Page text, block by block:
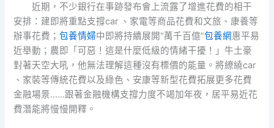
近期，不少銀行在事跡發布會上流露了增進花費的相干
安排：建即將重點支撐car 、家電等商品花費和文旅、康養等
辦事花費；包養情婦中即將持續展開“萬千百億”包養網惠平易
近舉動；農即「可惡！這是什麼低級的情緒干擾！」牛土豪
對著天空大吼，他無法理解這種沒有標價的能量。將繚繞car
、家裝等傳統花費以及綠色、安康等新型花費拓展更多花費
金融場景……跟著金融機構支撐力度不竭加年夜，居平易近花
費潛能將慢慢開釋。